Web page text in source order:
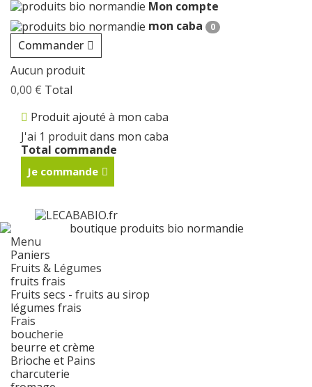
Mon compte
mon caba
0
Commander
Aucun produit
0,00 € Total
Produit ajouté à mon caba
J'ai 1 produit dans mon caba
Total commande
Je commande
Menu
Paniers
Fruits & Légumes
fruits frais
Fruits secs - fruits au sirop
légumes frais
Frais
boucherie
beurre et crème
Brioche et Pains
charcuterie